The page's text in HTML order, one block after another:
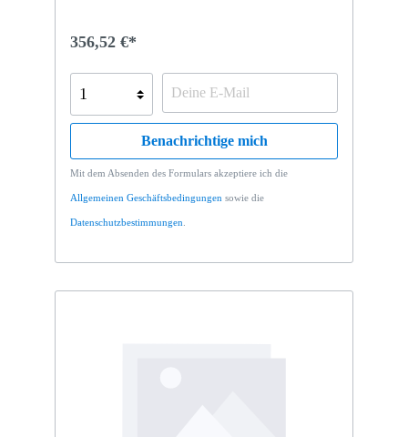
356,52 €*
Benachrichtige mich
Mit dem Absenden des Formulars akzeptiere ich die
Allgemeinen Geschäftsbedingungen sowie die
Datenschutzbestimmungen